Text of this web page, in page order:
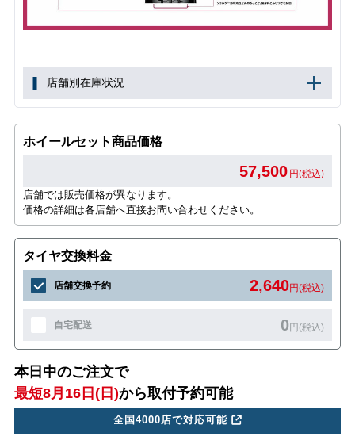
店舗別在庫状況
ホイールセット商品価格
57,500 円(税込)
店舗では販売価格が異なります。
価格の詳細は各店舗へ直接お問い合わせください。
タイヤ交換料金
店舗交換予約 2,640円(税込)
自宅配送 0円(税込)
本日中のご注文で
最短8月16日(日)から取付予約可能
全国4000店で対応可能